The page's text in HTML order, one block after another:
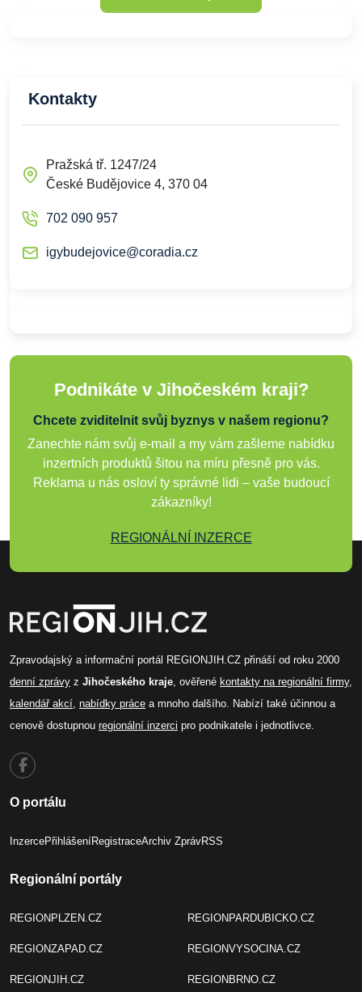
Kontakty
Pražská tř. 1247/24
České Budějovice 4, 370 04
702 090 957
igybudejovice@coradia.cz
Podnikáte v Jihočeském kraji?
Chcete zviditelnit svůj byznys v našem regionu?
Zanechte nám svůj e-mail a my vám zašleme nabídku
inzertních produktů šitou na míru přesně pro vás.
Reklama u nás osloví ty správné lidi – vaše budoucí
zákazníky!
REGIONÁLNÍ INZERCE
Zpravodajský a informační portál REGIONJIH.CZ přináší od roku 2000
denní zprávy z Jihočeského kraje, ověřené kontakty na regionální firmy,
kalendář akcí, nabídky práce a mnoho dalšího. Nabízí také účinnou a
cenově dostupnou regionální inzerci pro podnikatele i jednotlivce.
O portálu
InzercePřihlášeníRegistraceArchiv ZprávRSS
Regionální portály
REGIONPLZEN.CZ
REGIONZAPAD.CZ
REGIONJIH.CZ
REGIONPARDUBICKO.CZ
REGIONVYSOCINA.CZ
REGIONBRNO.CZ